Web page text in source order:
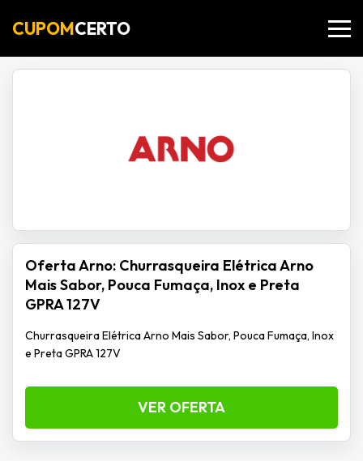
CUPOMCERTO
Oferta Arno: Churrasqueira Elétrica Arno
Mais Sabor, Pouca Fumaça, Inox e Preta
GPRA 127V
Churrasqueira Elétrica Arno Mais Sabor, Pouca Fumaça, Inox
e Preta GPRA 127V
VER OFERTA